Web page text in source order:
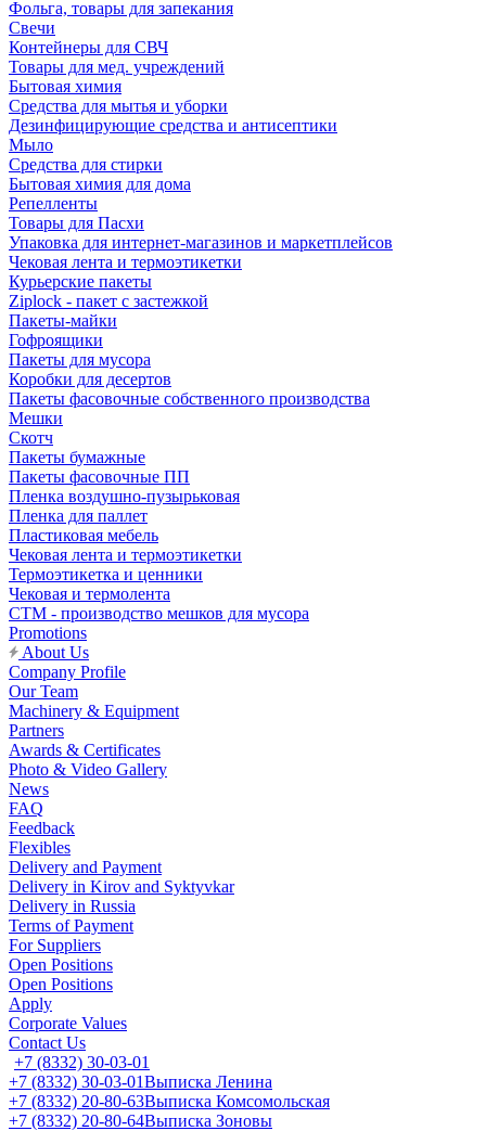
Фольга, товары для запекания
Свечи
Контейнеры для СВЧ
Товары для мед. учреждений
Бытовая химия
Средства для мытья и уборки
Дезинфицирующие средства и антисептики
Мыло
Средства для стирки
Бытовая химия для дома
Репелленты
Товары для Пасхи
Упаковка для интернет-магазинов и маркетплейсов
Чековая лента и термоэтикетки
Курьерские пакеты
Ziplock - пакет с застежкой
Пакеты-майки
Гофроящики
Пакеты для мусора
Коробки для десертов
Пакеты фасовочные собственного производства
Мешки
Скотч
Пакеты бумажные
Пакеты фасовочные ПП
Пленка воздушно-пузырьковая
Пленка для паллет
Пластиковая мебель
Чековая лента и термоэтикетки
Термоэтикетка и ценники
Чековая и термолента
СТМ - производство мешков для мусора
Promotions
About Us
Company Profile
Our Team
Machinery & Equipment
Partners
Awards & Certificates
Photo & Video Gallery
News
FAQ
Feedback
Flexibles
Delivery and Payment
Delivery in Kirov and Syktyvkar
Delivery in Russia
Terms of Payment
For Suppliers
Open Positions
Open Positions
Apply
Corporate Values
Contact Us
+7 (8332) 30-03-01
+7 (8332) 30-03-01Выписка Ленина
+7 (8332) 20-80-63Выписка Комсомольская
+7 (8332) 20-80-64Выписка Зоновы